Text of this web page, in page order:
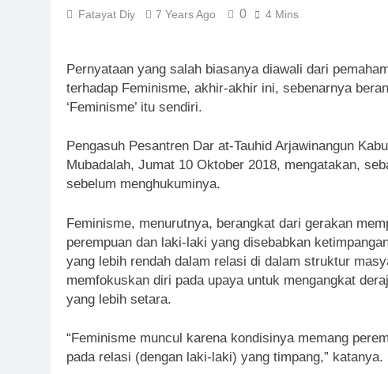
Fatayat Diy 7 Years Ago 0 4 Mins
Pernyataan yang salah biasanya diawali dari
terhadap Feminisme, akhir-akhir ini, sebenarnya
‘Feminisme’ itu sendiri.
Pengasuh Pesantren Dar at-Tauhid Arjawinangun
Mubadalah, Jumat 10 Oktober 2018, mengatakan,
sebelum menghukuminya.
Feminisme, menurutnya, berangkat dari gerakan
perempuan dan laki-laki yang disebabkan
yang lebih rendah dalam relasi di dalam struktur
memfokuskan diri pada upaya untuk mengangkat
yang lebih setara.
“Feminisme muncul karena kondisinya memang
pada relasi (dengan laki-laki) yang timpang,” katanya.